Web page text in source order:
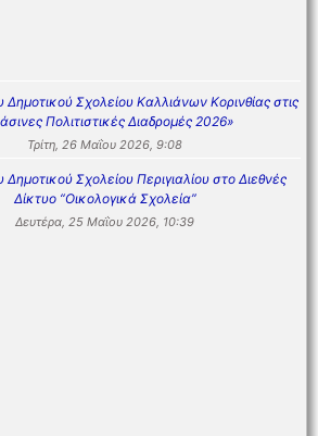
Σχολείου Καλλιάνων Κορινθίας στις
Πολιτιστικές Διαδρομές 2026»
Τρίτη, 26 Μαΐου 2026, 9:08
Δημοτικού Σχολείου Περιγιαλίου στο Διεθνές
Δίκτυο “Οικολογικά Σχολεία”
Δευτέρα, 25 Μαΐου 2026, 10:39